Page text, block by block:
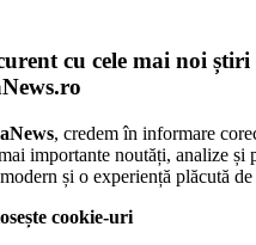
cu cele mai noi știri
, credem în informare
importante noutăți, analize și
și o experiență plăcută de
cookie-uri